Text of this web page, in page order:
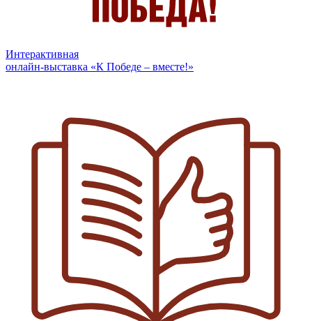
Интерактивная
онлайн-выставка «К Победе – вместе!»